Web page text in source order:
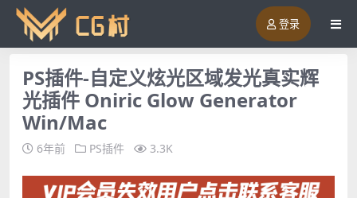
登录
PS插件-自定义炫光区域发光真实辉
光插件 Oniric Glow Generator
Win/Mac
6年前 PS插件 3.3K